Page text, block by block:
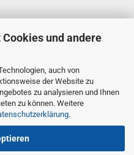
und andere
auch von
der Website zu
zu analysieren und Ihnen
zu können. Weitere
.